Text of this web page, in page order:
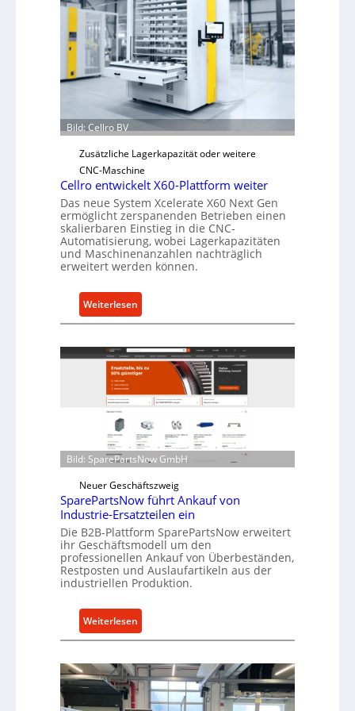
i
s
c
h
e
r
Ü
b
e
r
l
a
s
t
s
c
t
f
ü
i
d
i
r
e
k
t
e
A
n
t
e
e
Bild: Cellro BV
Zusätzliche Lagerkapazität oder weitere
CNC-Maschine
Cellro entwickelt X60-Plattform weiter
Das neue System Xcelerate X60 Next Gen
ermöglicht zerspanenden Betrieben einen
skalierbaren Einstieg in die CNC-
Automatisierung, wobei Lagerkapazitäten
und Maschinenanzahlen nachträglich
erweitert werden können.
Weiterlesen:
C
l
l
o
e
n
t
w
i
c
k
e
l
t
X
0
-
l
a
Bild: SparePartsNow GmbH
Neuer Geschäftszweig
SparePartsNow führt Ankauf von
Industrie-Ersatzteilen ein
Die B2B-Plattform SparePartsNow erweitert
ihr Geschäftsmodell um den
professionellen Ankauf von Überbeständen,
Restposten und Auslaufartikeln aus der
industriellen Produktion.
Weiterlesen:
S
a
r